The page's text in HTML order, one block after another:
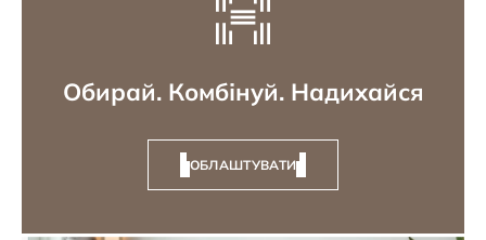
Обирай. Комбінуй. Надихайся
ОБЛАШТУВАТИ